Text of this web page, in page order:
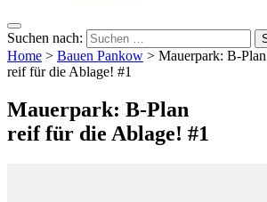
Suchen nach:
Home > Bauen Pankow > Mauerpark: B-Plan
reif für die Ablage! #1
Mauerpark: B-Plan
reif für die Ablage! #1